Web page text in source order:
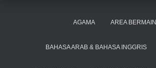
AGAMA AREA BERMAIN
BAHASA ARAB & BAHASA INGGRIS